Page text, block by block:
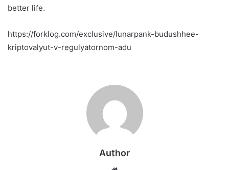
better life.
https://forklog.com/exclusive/lunarpank-budushhee-
kriptovalyut-v-regulyatornom-adu
Author